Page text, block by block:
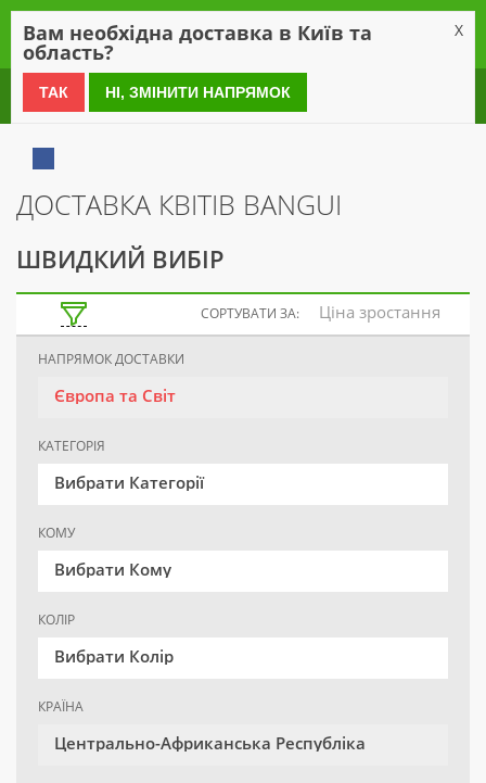
0 800 21 54 55
ДОСТАВКА КВІТІВ BANGUI
ШВИДКИЙ ВИБІР
СОРТУВАТИ ЗА: Ціна зростання
НАПРЯМОК ДОСТАВКИ
Європа та Світ
КАТЕГОРІЯ
Вибрати Категорії
КОМУ
Вибрати Кому
КОЛІР
Вибрати Колір
КРАЇНА
Центрально-Африканська Республіка
Вам необхідна доставка в Київ та
область?
X
ТАК НІ, ЗМІНИТИ НАПРЯМОК